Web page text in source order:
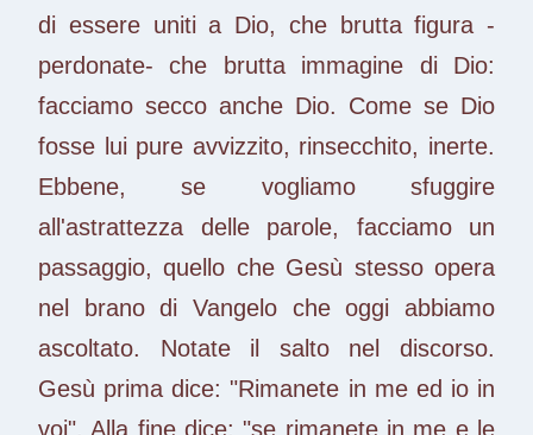
di essere uniti a Dio, che brutta figura -
perdonate- che brutta immagine di Dio:
facciamo secco anche Dio. Come se Dio
fosse lui pure avvizzito, rinsecchito, inerte.
Ebbene, se vogliamo sfuggire
all'astrattezza delle parole, facciamo un
passaggio, quello che Gesù stesso opera
nel brano di Vangelo che oggi abbiamo
ascoltato. Notate il salto nel discorso.
Gesù prima dice: "Rimanete in me ed io in
voi". Alla fine dice: "se rimanete in me e le